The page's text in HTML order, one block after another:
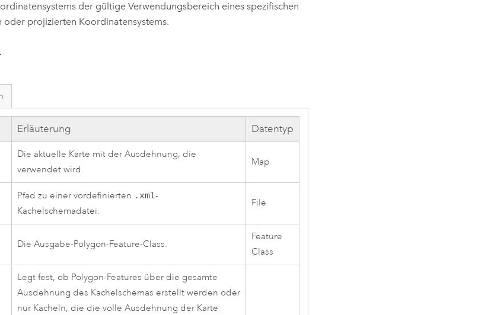
der gültige Verwendungsbereich eines spezifischen
oder projizierten Koordinatensystems.
Erläuterung Datentyp
Die aktuelle Karte mit der Ausdehnung, die
verwendet wird.
Map
Pfad zu einer vordefinierten .xml-
Kachelschemadatei.
File
Die Ausgabe-Polygon-Feature-Class.
Feature
Class
Legt fest, ob Polygon-Features über die gesamte
Ausdehnung des Kachelschemas erstellt werden oder
nur Kacheln, die die volle Ausdehnung der Karte